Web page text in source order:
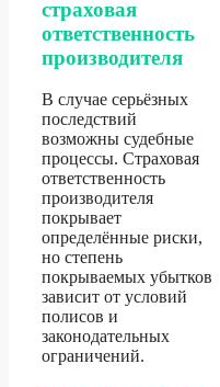
страховая
ответственность
производителя
В случае серьёзных
последствий
возможны судебные
процессы. Страховая
ответственность
производителя
покрывает
определённые риски,
но степень
покрываемых убытков
зависит от условий
полисов и
законодательных
ограничений.